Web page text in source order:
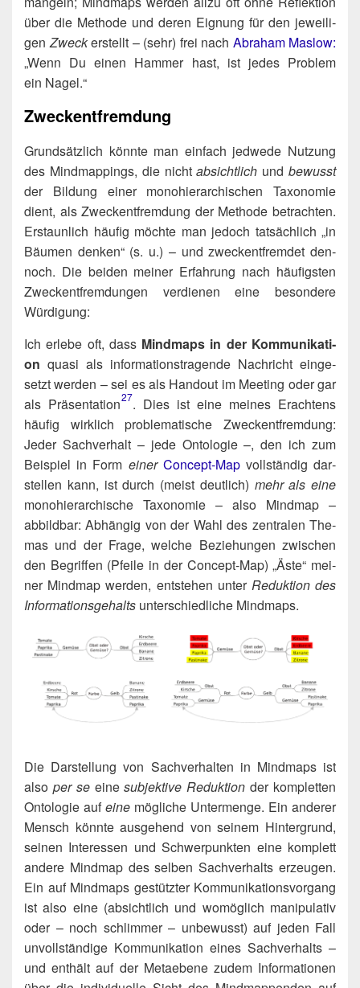
über die Metho­de und deren Eig­nung für den jewei­li­
genZweckerstellt – (sehr) frei nach Abra­ham Maslow:
„Wenn Du einen Ham­mer hast, ist jedes Pro­blem
ein Nagel.“
Zweckentfremdung
Grund­sätz­lich könn­te man ein­fach jed­we­de Nut­zung
des Mind­map­pings, die nichtabsicht­lich undbewusst
der Bil­dung einer mono­hier­ar­chi­schen Taxo­no­mie
dient, als Zweck­ent­frem­dung der Metho­de betrach­ten.
Erstaun­lich häu­fig möch­te man jedoch tat­säch­lich „in
Bäu­men den­ken“ (s. u.) – und zweck­ent­frem­det den­
noch. Die bei­den mei­ner Erfah­rung nach häu­figs­ten
Zweck­ent­frem­dun­gen ver­die­nen eine beson­de­re
Würdigung:
Ich erle­be oft, dass Mind­maps in der Kom­mu­ni­ka­ti­
on qua­si als infor­ma­ti­ons­tra­gen­de Nach­richt ein­ge­
setzt wer­den – sei es als Hand­out im Mee­ting oder gar
als Präsentation​27. Dies ist eine mei­nes Erach­tens
häu­fig wirk­lich pro­ble­ma­ti­sche Zweck­ent­frem­dung:
Jeder Sach­ver­halt – jede Onto­lo­gie –, den ich zum
Bei­spiel in Form einer Con­cept-Mapvoll­stän­dig dar­
stel­len kann, ist durch (meist deut­lich) mehr als eine
mono­hier­ar­chi­sche Taxo­no­mie – also Mind­map –
abbild­bar: Abhän­gig von der Wahl des zen­tra­len The­
mas und der Fra­ge, wel­che Bezie­hun­gen zwi­schen
den Begrif­fen (Pfei­le in der Con­cept-Map) „Äste“ mei­
ner Mind­map wer­den, ent­ste­hen unter Reduk­ti­on des
Infor­ma­ti­ons­ge­halts unter­schied­li­che Mindmaps.
Die Dar­stel­lung von Sach­ver­hal­ten in Mind­maps ist
also per seeinesub­jek­ti­ve Reduk­ti­onder kom­plet­ten
Onto­lo­gie aufeine mög­li­che Unter­men­ge. Ein ande­rer
Mensch könn­te aus­ge­hend von sei­nem Hin­ter­grund,
sei­nen Inter­es­sen und Schwer­punk­ten eine kom­plett
ande­re Mind­map des sel­ben Sach­ver­halts erzeu­gen.
Ein auf Mind­maps gestütz­ter Kom­mu­ni­ka­ti­ons­vor­gang
ist also eine (absicht­lich und womög­lich mani­pu­la­tiv
oder – noch schlim­mer – unbe­wusst) auf jeden Fall
unvoll­stän­di­ge Kom­mu­ni­ka­ti­on eines Sach­ver­halts –
und ent­hält auf der Meta­ebe­ne zudem Infor­ma­tio­nen